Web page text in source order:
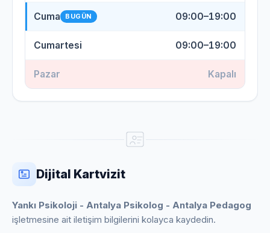
Cuma BUGÜN 09:00–19:00
Cumartesi 09:00–19:00
Pazar Kapalı
Dijital Kartvizit
Yankı Psikoloji - Antalya Psikolog - Antalya Pedagog
işletmesine ait iletişim bilgilerini kolayca kaydedin.